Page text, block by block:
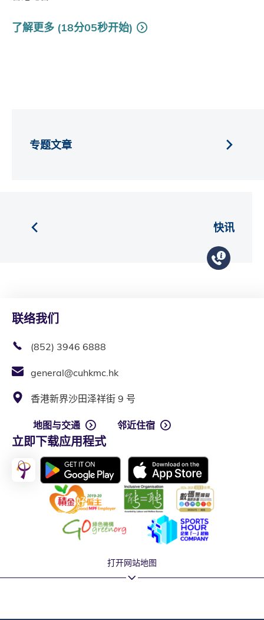
了解更多 (18分05秒开始)
快讯
专题文章
联络我们
(852) 3946 6888
general@cuhkmc.hk
香港新界沙田泽祥街 9 号
地图与交通 邻近住宿
立即下载应用程式
打开网站地图